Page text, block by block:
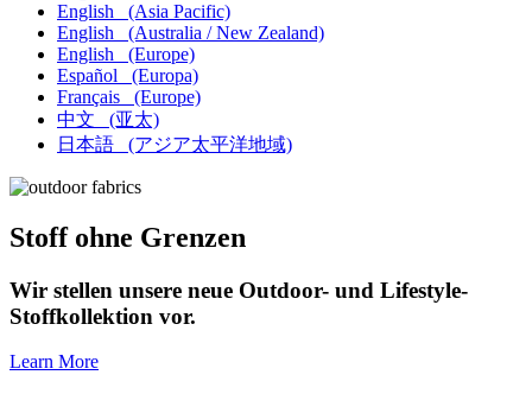
English
(Asia Pacific)
English
(Australia / New Zealand)
English
(Europe)
Español
(Europa)
Français
(Europe)
中文
(亚太)
日本語
(アジア太平洋地域)
Stoff ohne Grenzen
Wir stellen unsere neue Outdoor- und Lifestyle-
Stoffkollektion vor.
Learn More